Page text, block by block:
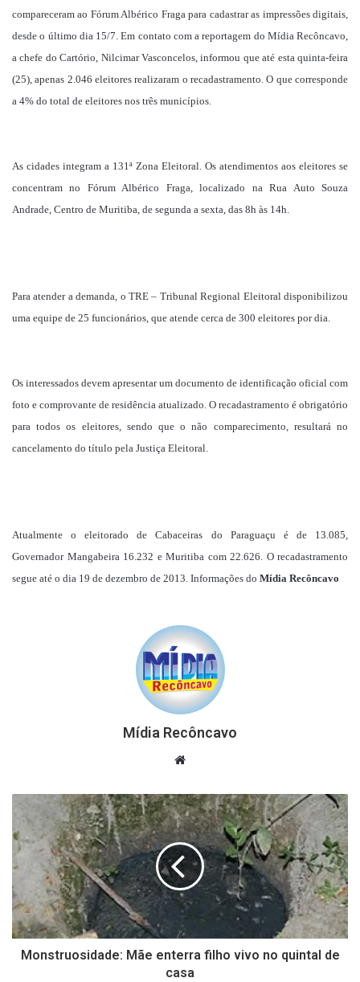
compareceram ao Fórum Albérico Fraga para cadastrar as impressões digitais,
desde o último dia 15/7. Em contato com a reportagem do Mídia Recôncavo,
a chefe do Cartório, Nilcimar Vasconcelos, informou que até esta quinta-feira
(25), apenas 2.046 eleitores realizaram o recadastramento. O que corresponde
a 4% do total de eleitores nos três municípios.
As cidades integram a 131ª Zona Eleitoral. Os atendimentos aos eleitores se
concentram no Fórum Albérico Fraga, localizado na Rua Auto Souza
Andrade, Centro de Muritiba, de segunda a sexta, das 8h às 14h.
Para atender a demanda, o TRE – Tribunal Regional Eleitoral disponibilizou
uma equipe de 25 funcionários, que atende cerca de 300 eleitores por dia.
Os interessados devem apresentar um documento de identificação oficial com
foto e comprovante de residência atualizado. O recadastramento é obrigatório
para todos os eleitores, sendo que o não comparecimento, resultará no
cancelamento do título pela Justiça Eleitoral.
Atualmente o eleitorado de Cabaceiras do Paraguaçu é de 13.085,
Governador Mangabeira 16.232 e Muritiba com 22.626. O recadastramento
segue até o dia 19 de dezembro de 2013. Informações do Mídia Recôncavo
Mídia Recôncavo
Website
Monstruosidade: Mãe enterra filho vivo no quintal de
casa